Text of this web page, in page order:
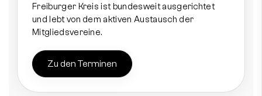
Freiburger Kreis ist bundesweit ausgerichtet
und lebt von dem aktiven Austausch der
Mitgliedsvereine.
Zu den Terminen